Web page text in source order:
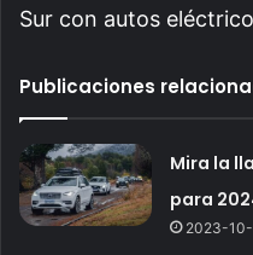
Sur con autos
Publicaciones
Mira la
para
2023-